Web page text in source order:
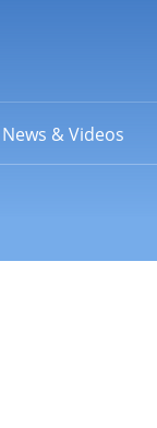
News & Videos